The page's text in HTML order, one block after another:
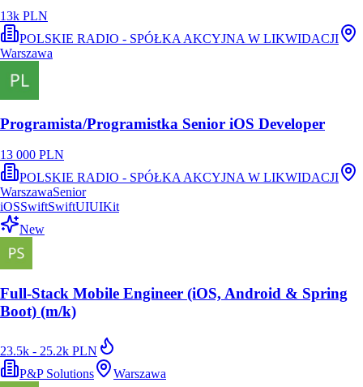
13k PLN
POLSKIE RADIO - SPÓŁKA AKCYJNA W LIKWIDACJI
Warszawa
Programista/Programistka Senior iOS Developer
13 000 PLN
POLSKIE RADIO - SPÓŁKA AKCYJNA W LIKWIDACJI
WarszawaSenior
iOSSwiftSwiftUIUIKit
New
Full-Stack Mobile Engineer (iOS, Android & Spring
Boot) (m/k)
23.5k - 25.2k PLN
P&P Solutions
Warszawa